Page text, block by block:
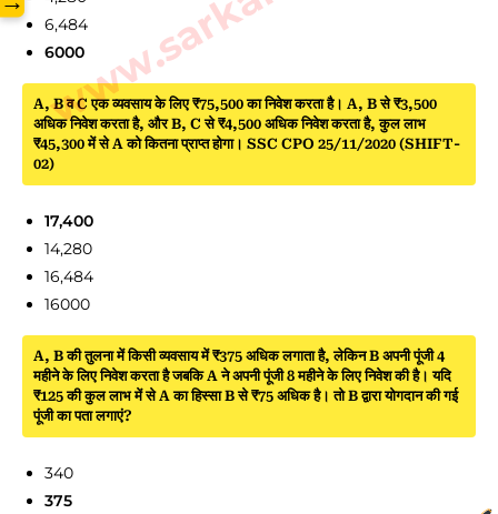
6,484
6000
A, B व C एक व्यवसाय के लिए ₹75,500 का निवेश करता है। A, B से ₹3,500
अधिक निवेश करता है, और B, C से ₹4,500 अधिक निवेश करता है, कुल लाभ
₹45,300 में से A को कितना प्राप्त होगा। SSC CPO 25/11/2020 (SHIFT-
02)
17,400
14,280
16,484
16000
A, B की तुलना में किसी व्यवसाय में ₹375 अधिक लगाता है, लेकिन B अपनी पूंजी 4
महीने के लिए निवेश करता है जबकि A ने अपनी पूंजी 8 महीने के लिए निवेश की है। यदि
₹125 की कुल लाभ में से A का हिस्सा B से ₹75 अधिक है। तो B द्वारा योगदान की गई
पूंजी का पता लगाएं?
340
375